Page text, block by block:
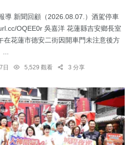
導 新聞回顧（2026.08.07.）酒駕停車
OQEE0r 吳嘉洋 花蓮縣吉安鄉長室
在花蓮市德安二街因開車門未注意後方
...
日 5,529 觀看 3 分享